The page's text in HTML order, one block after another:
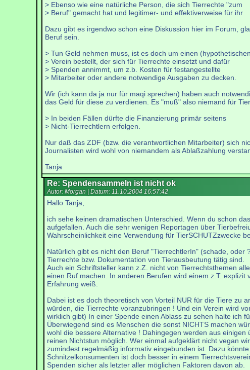
> Ebenso wie eine natürliche Person, die sich Tierrechte "zum
> Beruf" gemacht hat und legitimer- und effektiverweise für ihr
Dazu gibt es irgendwo schon eine Diskussion hier im Forum,
Beruf sein.
> Tun Geld nehmen muss, ist es doch um einen
> Verein bestellt, der sich für Tierrechte einsetzt und dafür
> Spenden annimmt, um z.b. Kosten für festangestellte
> Mitarbeiter oder andere notwendige Ausgaben zu decken.
Wir (ich kann da ja nur für maqi sprechen) haben auch
das Geld für diese zu verdienen. Es "muß" also niemand für
> In beiden Fällen dürfte die Finanzierung primär seitens
> Nicht-Tierrechtlern erfolgen.
Nur daß das ZDF (bzw. die verantwortlichen Mitarbeiter) sich
Journalisten wird wohl von niemandem als Ablaßzahlung
Tanja
Re: Spendensammeln ist nicht ok
Autor: Morgan | Datum: 11.10.2004 16:57:42
Hallo Tanja,
ich sehe keinen dramatischen Unterschied. Wenn du schon
aufgefallen. Auch die sehr wenigen Reportagen über
Wahrscheinlichkeit eine Verwendung für TierSCHUTZzwecke
Natürlich gibt es nicht den Beruf "TierrechtlerIn" (schade,
Tierrechte bzw. Dokumentation von Tierausbeutung tätig sind.
Auch ein Schriftsteller kann z.Z. nicht von Tierrechtsthemen
einen Ruf machen. In anderen Berufen wird einem z.T.
Erfahrung weiß.
Dabei ist es doch theoretisch von Vorteil NUR für die Tiere zu
würden, die Tierrechte voranzubringen ! Und ein Verein wird
wirklich gibt) In einer Spende einen Ablass zu sehen halte ich
Überwiegend sind es Menschen die sonst NICHTS machen
wohl die bessere Alternative ! Dahingegen werden aus
reinen Nichtstun möglich. Wer einmal aufgeklärt nicht vegan
zumindest regelmäßig informativ eingebunden ist. Dazu
Schnitzelkonsumenten ist doch besser in einem
Spenden sicher als letzter aller möglichen Faktoren davon ab.